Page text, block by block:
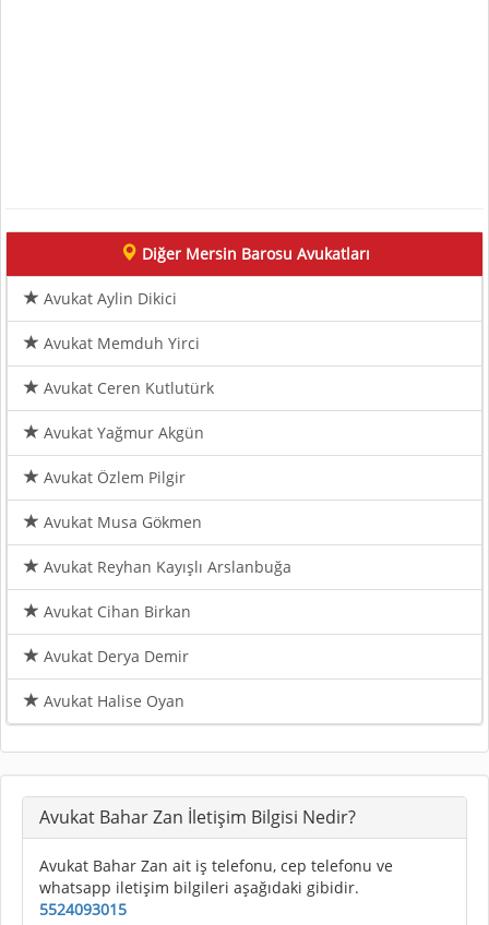
Diğer Mersin Barosu Avukatları
Avukat Aylin Dikici
Avukat Memduh Yirci
Avukat Ceren Kutlutürk
Avukat Yağmur Akgün
Avukat Özlem Pilgir
Avukat Musa Gökmen
Avukat Reyhan Kayışlı Arslanbuğa
Avukat Cihan Birkan
Avukat Derya Demir
Avukat Halise Oyan
Avukat Bahar Zan İletişim Bilgisi Nedir?
Avukat Bahar Zan ait iş telefonu, cep telefonu ve
whatsapp iletişim bilgileri aşağıdaki gibidir.
5524093015